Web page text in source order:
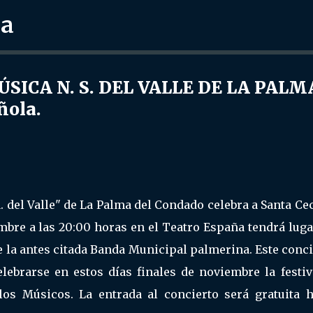
N. S. DEL VALLE DE LA
Valle" de La Palma del Condado celebra a Santa
a las 20:00 horas en el Teatro España tendrá
la antes citada Banda Municipal palmerina. Este
en estos días finales de noviembre la
Músicos. La entrada al concierto será gratuita